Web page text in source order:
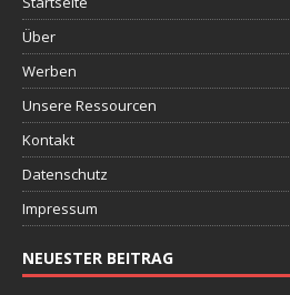
Über
Werben
Unsere Ressourcen
Kontakt
Datenschutz
Impressum
NEUESTER BEITRAG